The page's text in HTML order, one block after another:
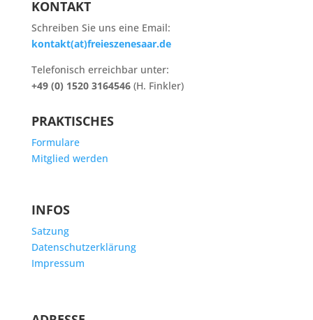
KONTAKT
Schreiben Sie uns eine Email:
kontakt(at)freieszenesaar.de
Telefonisch erreichbar unter:
+49 (0) 1520 3164546(H. Finkler)
PRAKTISCHES
Formulare
Mitglied werden
INFOS
Satzung
Datenschutzerklärung
Impressum